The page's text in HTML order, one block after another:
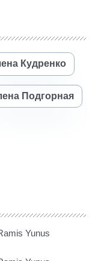
Кудренко
Подгорная
Yunus